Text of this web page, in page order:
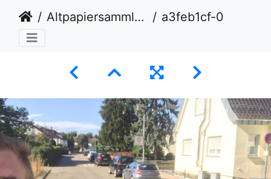
Altpapiersammlung a3feb1cf-0558-4ea9-a27b-cfe2acec583a